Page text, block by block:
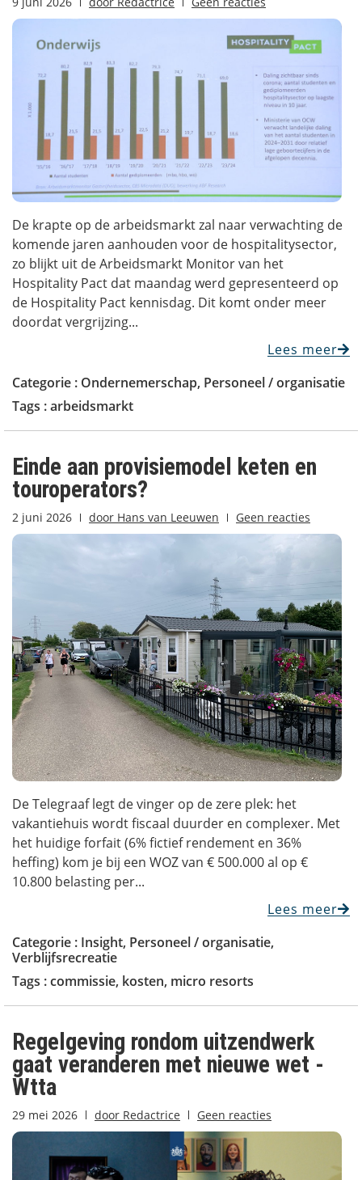
De krapte op de arbeidsmarkt zal naar verwachting de
komende jaren aanhouden voor de hospitalitysector,
zo blijkt uit de Arbeidsmarkt Monitor van het
Hospitality Pact dat maandag werd gepresenteerd op
de Hospitality Pact kennisdag. Dit komt onder meer
doordat vergrijzing...
Lees meer
Categorie : Ondernemerschap, Personeel / organisatie
Tags :arbeidsmarkt
Einde aan provisiemodel keten en
touroperators?
2 juni 2026 door Hans van Leeuwen Geen reacties
De Telegraaf legt de vinger op de zere plek: het
vakantiehuis wordt fiscaal duurder en complexer. Met
het huidige forfait (6% fictief rendement en 36%
heffing) kom je bij een WOZ van € 500.000 al op €
10.800 belasting per...
Lees meer
Categorie : Insight, Personeel / organisatie,
Verblijfsrecreatie
Tags :commissie, kosten, micro resorts
Regelgeving rondom uitzendwerk
gaat veranderen met nieuwe wet ­­
Wtta
29 mei 2026 door Redactrice Geen reacties